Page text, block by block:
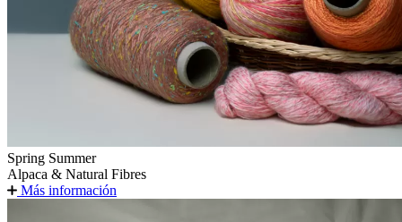
Spring Summer
Alpaca & Natural Fibres
Más información